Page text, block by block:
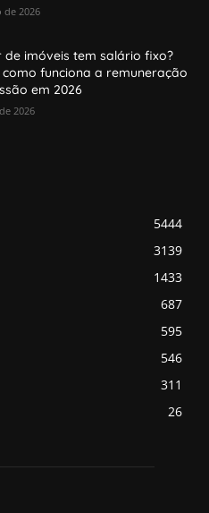
de 2026
de imóveis tem salário fixo?
como funciona a remuneração
em 2026
2026
5444
3139
1433
687
595
546
311
26